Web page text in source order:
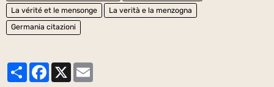
La vérité et le mensonge
La verità e la menzogna
Germania citazioni
PartagerFacebook